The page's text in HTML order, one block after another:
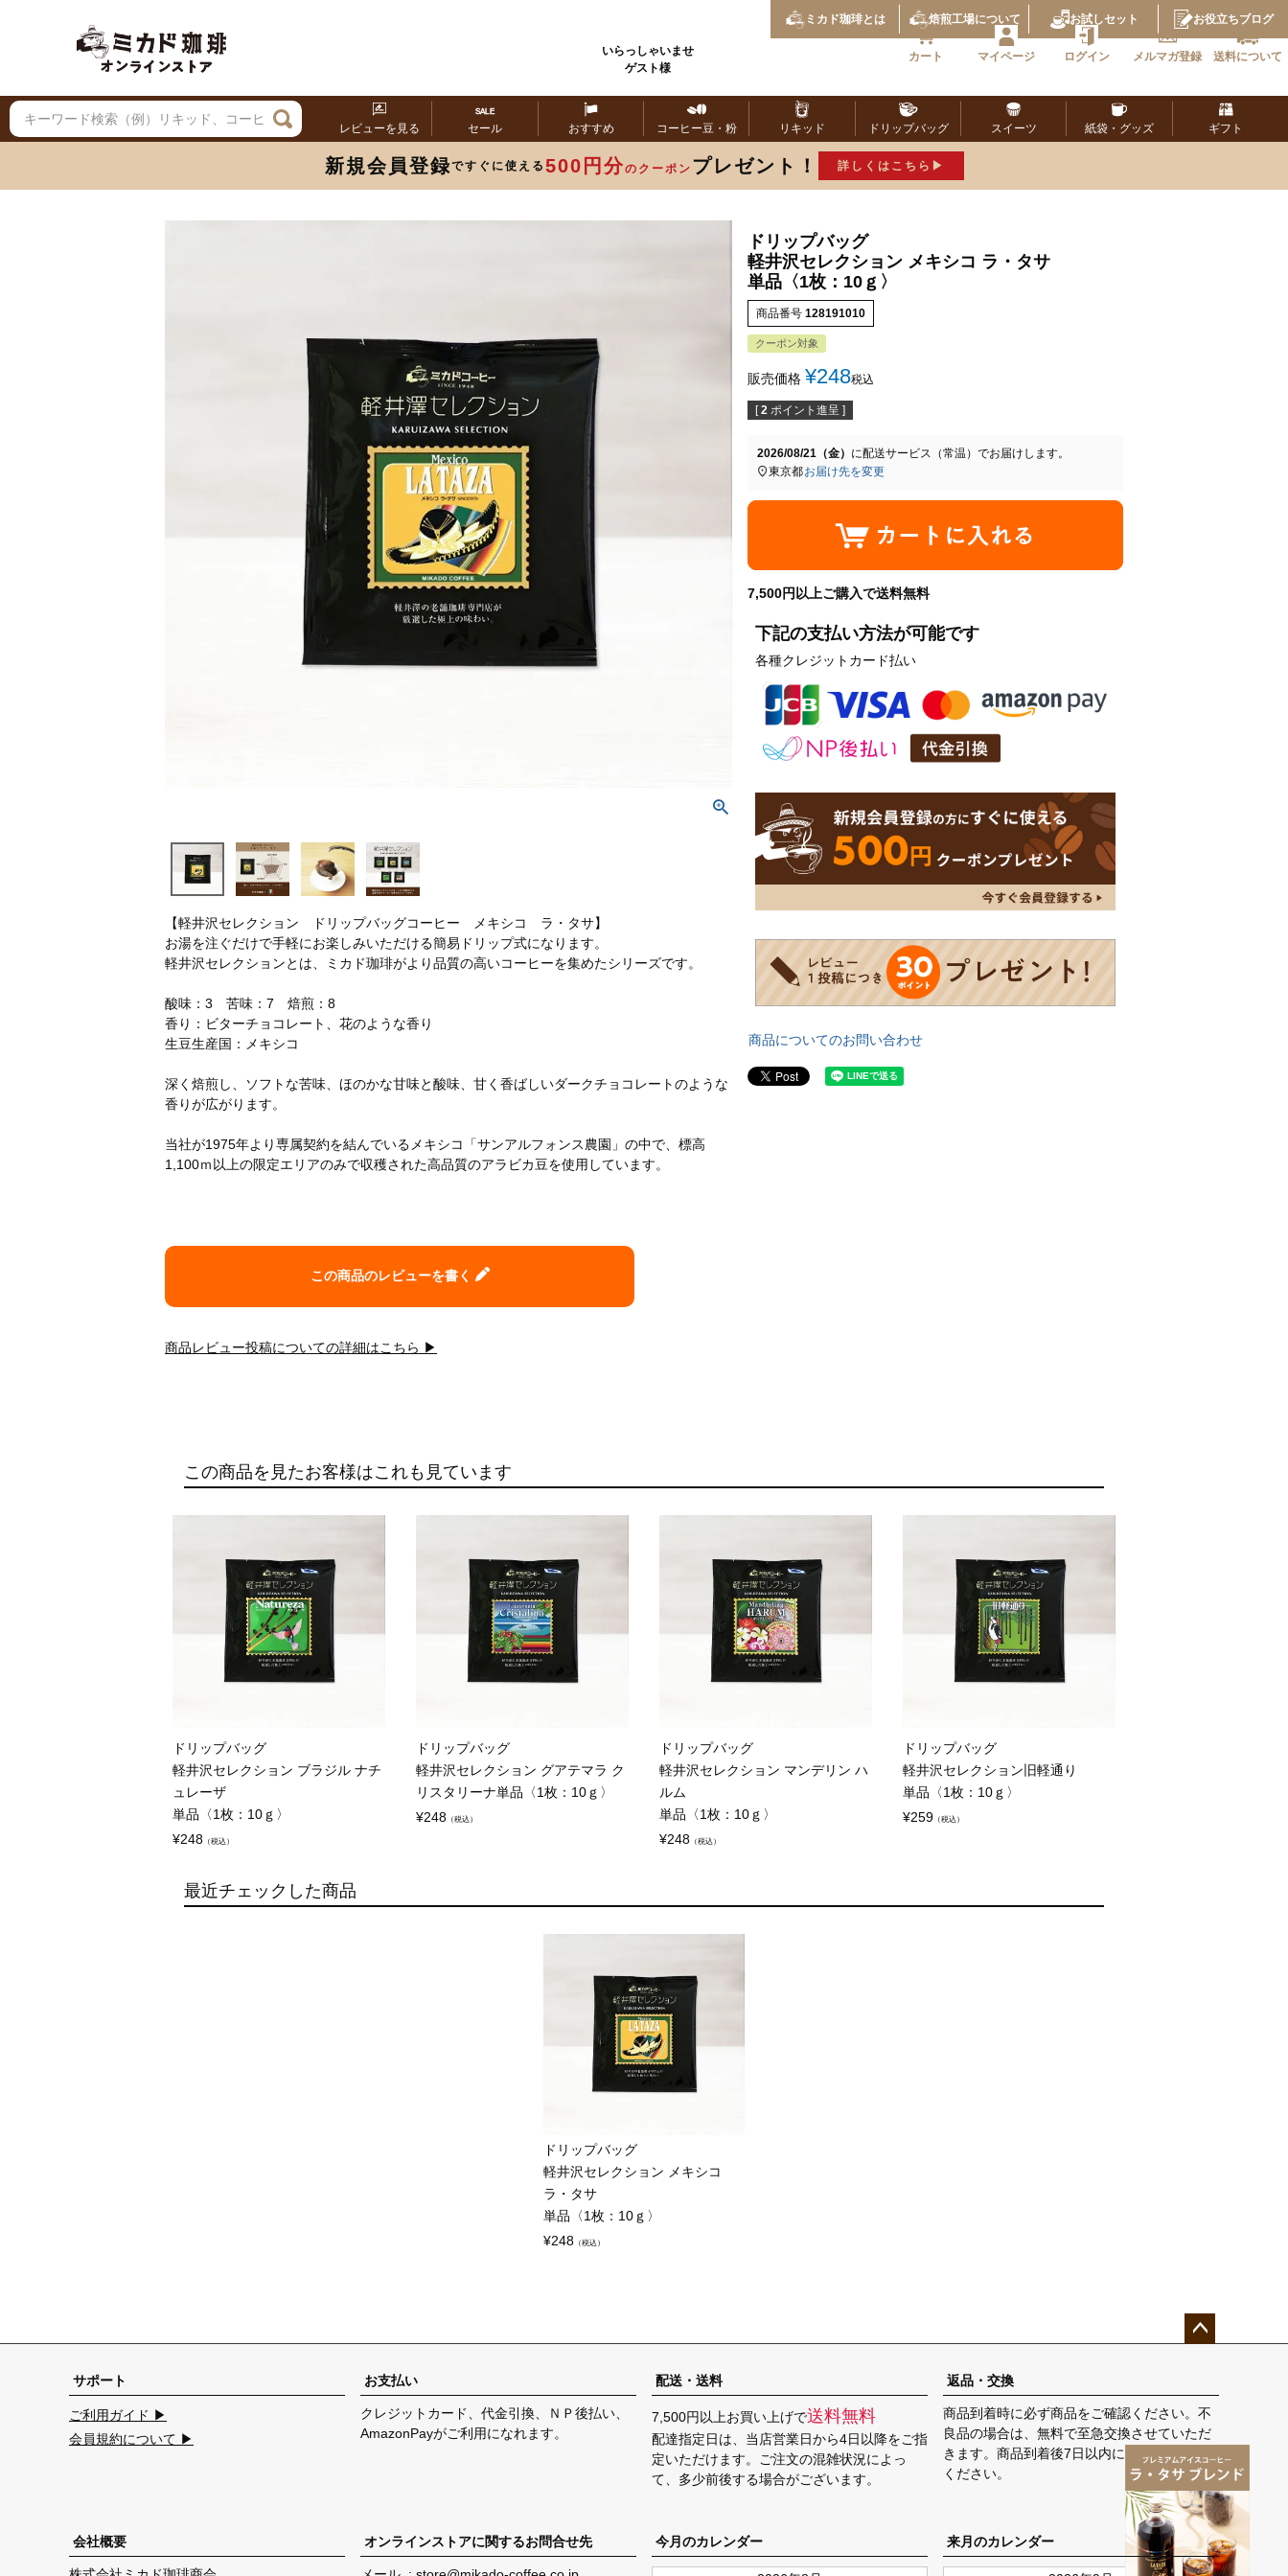
いらっしゃいませ
ゲスト様
ミカド珈琲とは 焙煎工場について お試しセット お役立ちブログ
カート マイページ ログイン メルマガ登録 送料について
レビューを見る セール おすすめ コーヒー豆・粉 リキッド ドリップバッグ スイーツ 紙袋・ グッズ ギフト
新規会員登録ですぐに使える 500円分のクーポン プレゼント！ 詳しくはこちら
【軽井沢セレクション ドリップバッグコーヒー メキシコ ラ・タサ】
お湯を注ぐだけで手軽にお楽しみいただける簡易ドリップ式になります。
軽井沢セレクションとは、ミカド珈琲がより品質の高いコーヒーを集めたシリーズです。
酸味：3 苦味：7 焙煎：8
香り：ビターチョコレート、花のような香り
生豆生産国：メキシコ
深く焙煎し、ソフトな苦味、ほのかな甘味と酸味、甘く香ばしいダークチョコレートのような
香りが広がります。
当社が1975年より専属契約を結んでいるメキシコ「サンアルフォンス農園」の中で、標高
1,100ｍ以上の限定エリアのみで収穫された高品質のアラビカ豆を使用しています。
ドリップバッグ
軽井沢セレクション メキシコ ラ・タサ
単品〈1枚：10ｇ〉
商品番号 128191010
クーポン対象
販売価格 ¥248税込
[ 2 ポイント進呈 ]
2026/08/21（金） に配送サービス（常温） でお届けします。
東京都お届け先を変更
7,500円以上ご購入で送料無料
下記の支払い方法が可能です
各種クレジットカード払い
商品についてのお問い合わせ
この商品のレビューを書く
商品レビュー投稿についての詳細はこちら ▶
この商品を見たお客様はこれも見ています
ドリップバッグ
軽井沢セレクション ブラジル ナチ
ュレーザ
単品〈1枚：10ｇ〉
¥248 （税込）
ドリップバッグ
軽井沢セレクション グアテマラ ク
リスタリーナ単品〈1枚：10ｇ〉
¥248 （税込）
ドリップバッグ
軽井沢セレクション マンデリン ハ
ルム
単品〈1枚：10ｇ〉
¥248 （税込）
ドリップバッグ
軽井沢セレクション旧軽通り
単品〈1枚：10ｇ〉
¥259 （税込）
最近チェックした商品
ドリップバッグ
軽井沢セレクション メキシコ
ラ・タサ
単品〈1枚：10ｇ〉
¥248 （税込）
ップ
へ
サポート
ご利用ガイド ▶
会員規約について ▶
お支払い
クレジットカード、代金引換、ＮＰ後払い、
AmazonPayがご利用になれます。
配送・送料
7,500円以上お買い上げで送料無料
配達指定日は、当店営業日から4日以降をご指
定いただけます。ご注文の混雑状況によっ
て、多少前後する場合がございます。
返品・交換
商品到着時に必ず商品をご確認ください。不
良品の場合は、無料で至急交換させていただ
きます。商品到着後7日以内に弊社までご返送
ください。
会社概要 オンラインストアに関するお問合せ先 今月のカレンダー 来月のカレンダー